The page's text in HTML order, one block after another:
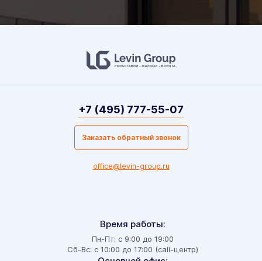
Время работы:
Пн-Пт: с 9:00 до 19:00
Сб-Вс: с 10:00 до 17:00 (call-центр)
+7 (495) 777-55-07
Заказать обратный звонок
office@levin-group.ru